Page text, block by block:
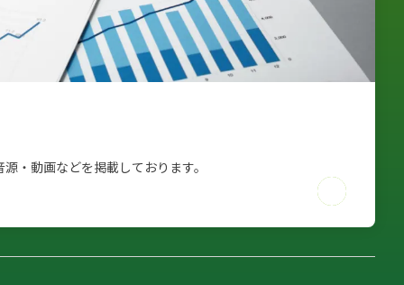
・動画などを掲載しております。